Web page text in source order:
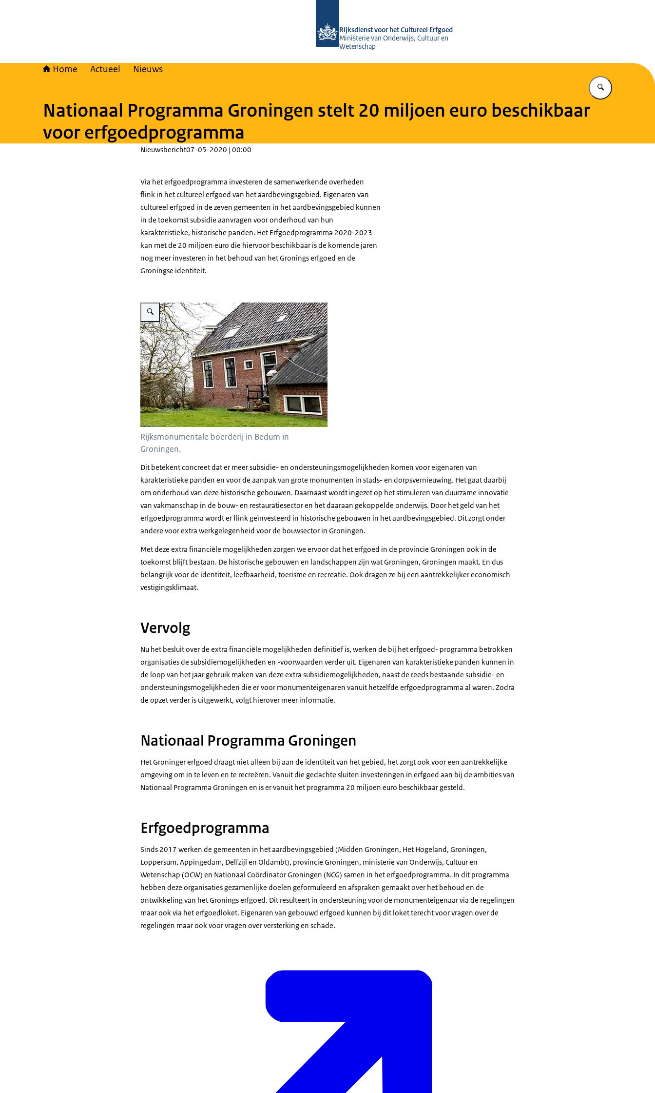
Rijksdienst voor het Cultureel Erfgoed
Ministerie van Onderwijs, Cultuur en
Wetenschap
Home Actueel Nieuws
Vul in wat u
Nationaal Programma Groningen stelt 20 miljoen euro beschikbaar
voor erfgoedprogramma
Nieuwsbericht07-05-2020 | 00:00
Via het erfgoedprogramma investeren de samenwerkende overheden
flink in het cultureel erfgoed van het aardbevingsgebied. Eigenaren van
cultureel erfgoed in de zeven gemeenten in het aardbevingsgebied kunnen
in de toekomst subsidie aanvragen voor onderhoud van hun
karakteristieke, historische panden. Het Erfgoedprogramma 2020-2023
kan met de 20 miljoen euro die hiervoor beschikbaar is de komende jaren
nog meer investeren in het behoud van het Gronings erfgoed en de
Groningse identiteit.
Vergroot afbeelding Rijksmonumentale boerderij in Bedum in Groningen.
Rijksmonumentale boerderij in Bedum in
Groningen.
Dit betekent concreet dat er meer subsidie- en ondersteuningsmogelijkheden komen voor eigenaren van
karakteristieke panden en voor de aanpak van grote monumenten in stads- en dorpsvernieuwing. Het gaat daarbij
om onderhoud van deze historische gebouwen. Daarnaast wordt ingezet op het stimuleren van duurzame innovatie
van vakmanschap in de bouw- en restauratiesector en het daaraan gekoppelde onderwijs. Door het geld van het
erfgoedprogramma wordt er flink geïnvesteerd in historische gebouwen in het aardbevingsgebied. Dit zorgt onder
andere voor extra werkgelegenheid voor de bouwsector in Groningen.
Met deze extra financiële mogelijkheden zorgen we ervoor dat het erfgoed in de provincie Groningen ook in de
toekomst blijft bestaan. De historische gebouwen en landschappen zijn wat Groningen, Groningen maakt. En dus
belangrijk voor de identiteit, leefbaarheid, toerisme en recreatie. Ook dragen ze bij een aantrekkelijker economisch
vestigingsklimaat.
Vervolg
Nu het besluit over de extra financiële mogelijkheden definitief is, werken de bij het erfgoed- programma betrokken
organisaties de subsidiemogelijkheden en -voorwaarden verder uit. Eigenaren van karakteristieke panden kunnen in
de loop van het jaar gebruik maken van deze extra subsidiemogelijkheden, naast de reeds bestaande subsidie- en
ondersteuningsmogelijkheden die er voor monumenteigenaren vanuit hetzelfde erfgoedprogramma al waren. Zodra
de opzet verder is uitgewerkt, volgt hierover meer informatie.
Nationaal Programma Groningen
Het Groninger erfgoed draagt niet alleen bij aan de identiteit van het gebied, het zorgt ook voor een aantrekkelijke
omgeving om in te leven en te recreëren. Vanuit die gedachte sluiten investeringen in erfgoed aan bij de ambities van
Nationaal Programma Groningen en is er vanuit het programma 20 miljoen euro beschikbaar gesteld.
Erfgoedprogramma
Sinds 2017 werken de gemeenten in het aardbevingsgebied (Midden Groningen, Het Hogeland, Groningen,
Loppersum, Appingedam, Delfzijl en Oldambt), provincie Groningen, ministerie van Onderwijs, Cultuur en
Wetenschap (OCW) en Nationaal Coördinator Groningen (NCG) samen in het erfgoedprogramma. In dit programma
hebben deze organisaties gezamenlijke doelen geformuleerd en afspraken gemaakt over het behoud en de
ontwikkeling van het Gronings erfgoed. Dit resulteert in ondersteuning voor de monumenteigenaar via de regelingen
maar ook via het erfgoedloket. Eigenaren van gebouwd erfgoed kunnen bij dit loket terecht voor vragen over de
regelingen maar ook voor vragen over versterking en schade.